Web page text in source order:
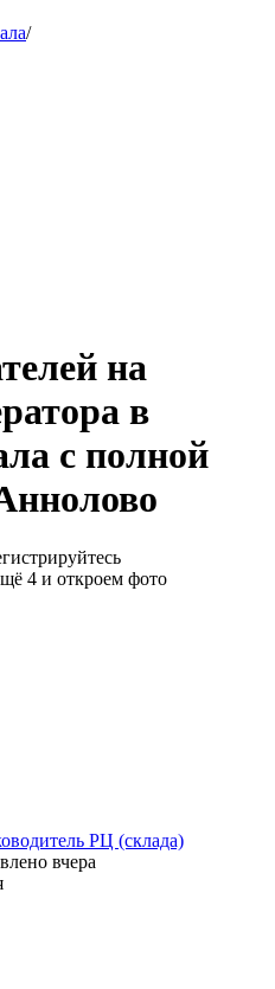
/
на
в
с полной
4 и откроем фото
РЦ (склада)
вчера